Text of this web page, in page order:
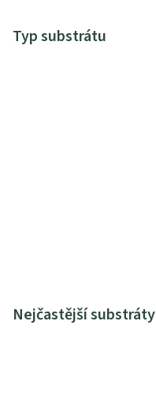
Typ substrátu
Nejčastější substráty